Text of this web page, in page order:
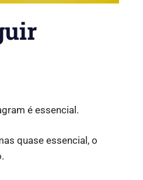
é essencial.
quase essencial, o